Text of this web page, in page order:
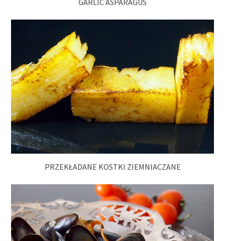
GARLIC ASPARAGUS
PRZEKŁADANE KOSTKI ZIEMNIACZANE